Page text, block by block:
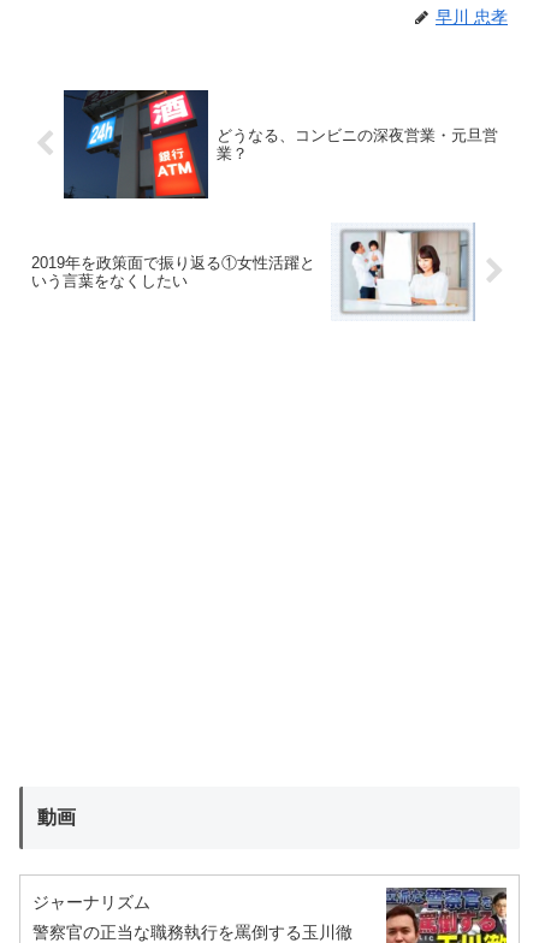
早川 忠孝
どうなる、コンビニの深夜営業・元旦営
業？
2019年を政策面で振り返る①女性活躍と
いう言葉をなくしたい
動画
ジャーナリズム
警察官の正当な職務執行を罵倒する玉川徹